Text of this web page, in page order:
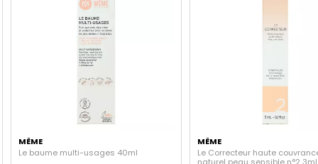
MÊME
Le baume multi-usages 40ml
MÊME
Le Correcteur haute